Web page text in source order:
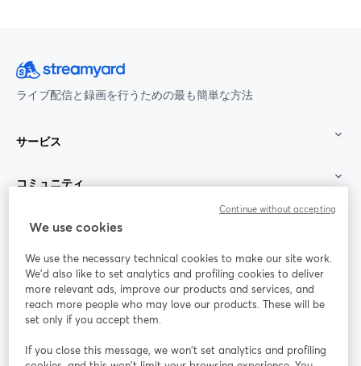
ライブ配信と録画を行うための最も簡単な方法
サービス
コミュニティ
StreamYard：
参加する
ライ
ンセ
ミナ
ー
Facebook
新しいタブで開く(Twitter)
YouTube
We use cookies
We use the necessary technical cookies to make our site work.
We'd also like to set analytics and profiling cookies to deliver
more relevant ads, improve our products and services, and
reach more people who may love our products. These will be
set only if you accept them.
If you close this message, we won’t set analytics and profiling
Continue without accepting